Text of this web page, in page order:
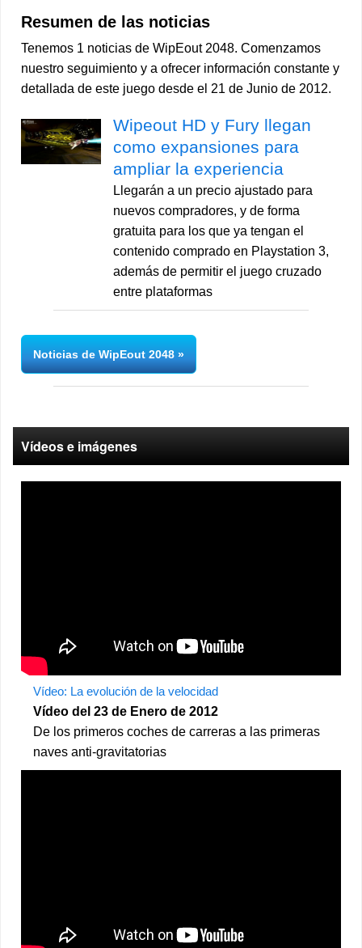
Resumen de las noticias
Tenemos 1 noticias de WipEout 2048. Comenzamos
nuestro seguimiento y a ofrecer información constante y
detallada de este juego desde el 21 de Junio de 2012.
Wipeout HD y Fury llegan
como expansiones para
ampliar la experiencia
Llegarán a un precio ajustado para
nuevos compradores, y de forma
gratuita para los que ya tengan el
contenido comprado en Playstation 3,
además de permitir el juego cruzado
entre plataformas
Noticias de WipEout 2048
Vídeos e imágenes
Vídeo: La evolución de la velocidad
Vídeo del 23 de Enero de 2012
De los primeros coches de carreras a las primeras
naves anti-gravitatorias